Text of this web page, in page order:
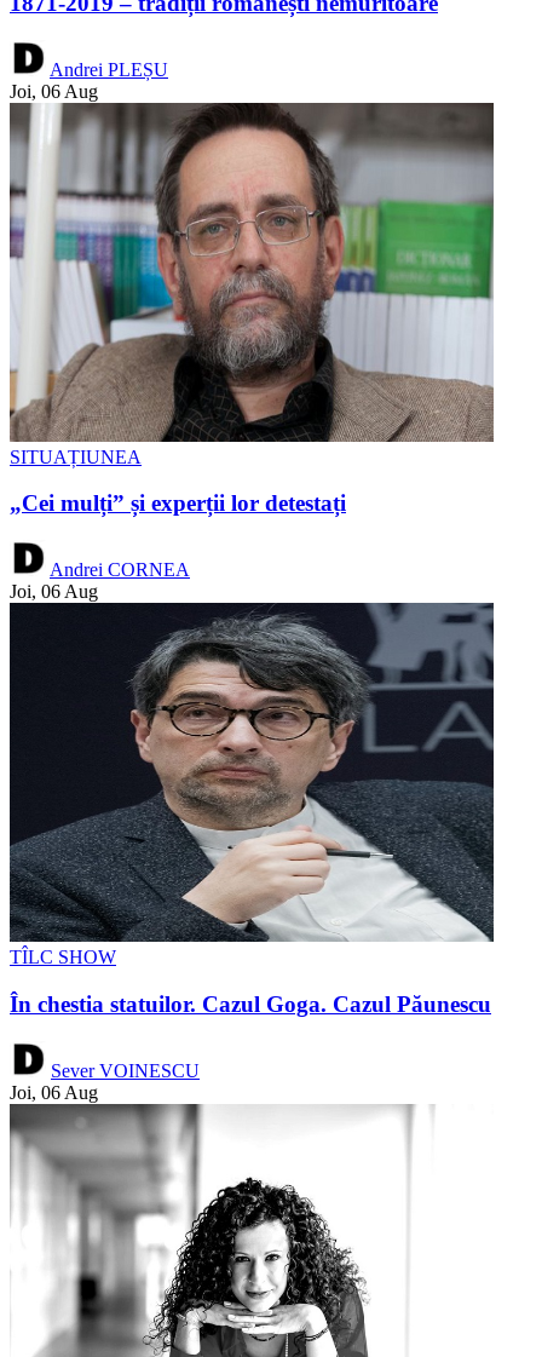
Andrei PLEȘU
Joi, 06 Aug
SITUAȚIUNEA
„Cei mulți” și experții lor detestați
Andrei CORNEA
Joi, 06 Aug
TÎLC SHOW
În chestia statuilor. Cazul Goga. Cazul Păunescu
Sever VOINESCU
Joi, 06 Aug